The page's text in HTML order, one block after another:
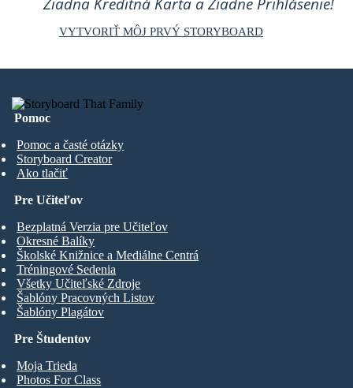
Žiadna Kreditná Karta a Žiadne Prihlásenie!
VYTVORIŤ MÔJ PRVÝ STORYBOARD
Pomoc
Pomoc a časté otázky
Storyboard Creator
Ako tlačiť
Pre Študentov
Moja Trieda
Photos For Class
Pre Učiteľov
Bezplatná Verzia pre Učiteľov
Okresné Balíky
Školské Knižnice a Mediálne Centrá
Tréningové Sedenia
Všetky Učiteľské Zdroje
Šablóny Pracovných Listov
Šablóny Plagátov